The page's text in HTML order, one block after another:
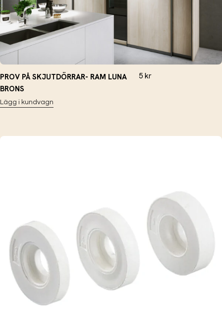
PROV PÅ SKJUTDÖRRAR- RAM LUNA
BRONS
Lägg i kundvagn
5 kr